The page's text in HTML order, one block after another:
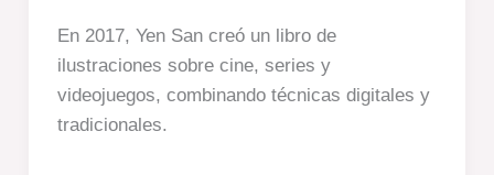
En 2017, Yen San creó un libro de
ilustraciones sobre cine, series y
videojuegos, combinando técnicas digitales y
tradicionales.